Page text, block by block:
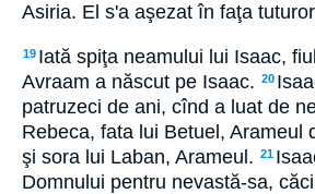
Asiria. El s'a aşezat în faţa
19 Iată spiţa neamului lui Isaac,
Avraam a născut pe Isaac. 20
patruzeci de ani, cînd a luat de
Rebeca, fata lui Betuel, Arameul
şi sora lui Laban, Arameul. 21
Domnului pentru nevastă-sa,